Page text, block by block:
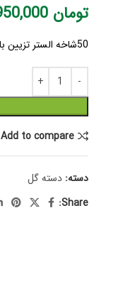
تومان
50شاخه الستر تزیین با کاغذ ضد آب
Add to compare
دسته: دسته گل
Share: